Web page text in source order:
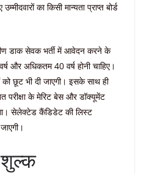
का किसी मान्यता प्राप्त बोर्ड
डाक सेवक भर्ती में आवेदन करने के
और अधिकतम 40 वर्ष होनी चाहिए।
को छूट भी दी जाएगी। इसके साथ ही
परीक्षा के मेरिट बेस और डॉक्यूमेंट
सेलेक्टेड कैंडिडेट की लिस्ट
शुल्क